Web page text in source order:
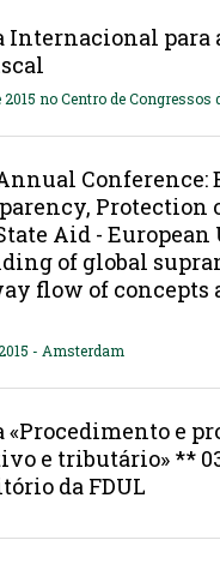
Internacional para
no Centro de Congressos
Conference:
Protection
Aid -
of global
flow of concepts
- Amsterdam
e
e tributário» **
da FDUL